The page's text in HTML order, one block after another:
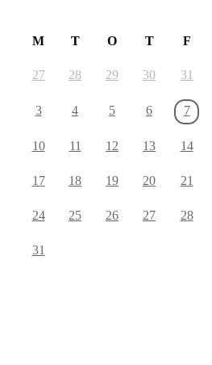
M T O T F
27 28 29 30 31
3 4 5 6 7
10 11 12 13 14
17 18 19 20 21
24 25 26 27 28
31